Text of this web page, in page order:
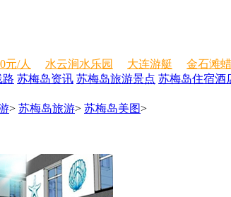
元/人 水云涧水乐园 大连游艇 金石滩
路 苏梅岛资讯 苏梅岛旅游景点 苏梅岛住宿酒
> 苏梅岛旅游> 苏梅岛美图>